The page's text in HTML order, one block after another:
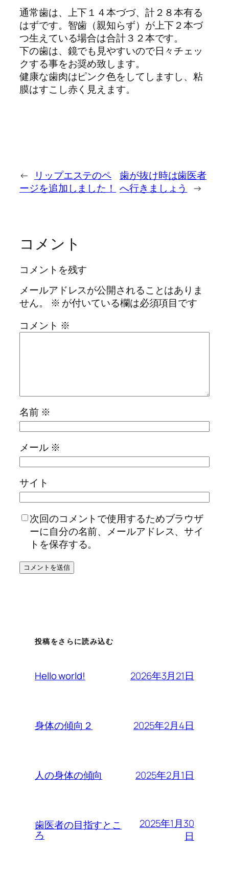
通常歯は、上下１４本づづ、計２８本有る
はずです。智歯（親知らず）が上下２本づ
つ生えている場合は合計３２本です。
下の歯は、鏡でも見やすいので日々チェッ
クする事をお奨め致します。
健康な歯肉はピンク色をしてしますし、粘
膜はすこし赤く見えます。
←
リップエステのペ
ージを追加しました！
歯が抜け時は歯医者
へ行きましょう
→
コメント
コメントを残す
メールアドレスが公開されることはありま
せん。
※ が付いている欄は必須項目です
コメント ※
名前 ※
メール ※
サイト
次回のコメントで使用するためブラウザ
ーに自分の名前、メールアドレス、サイ
トを保存する。
投稿をさらに読み込む
Hello world! 2026年3月21日
身体の傾向２ 2025年2月4日
人の身体の傾向 2025年2月1日
歯医者の目指すとこ
ろ
2025年1月30
日